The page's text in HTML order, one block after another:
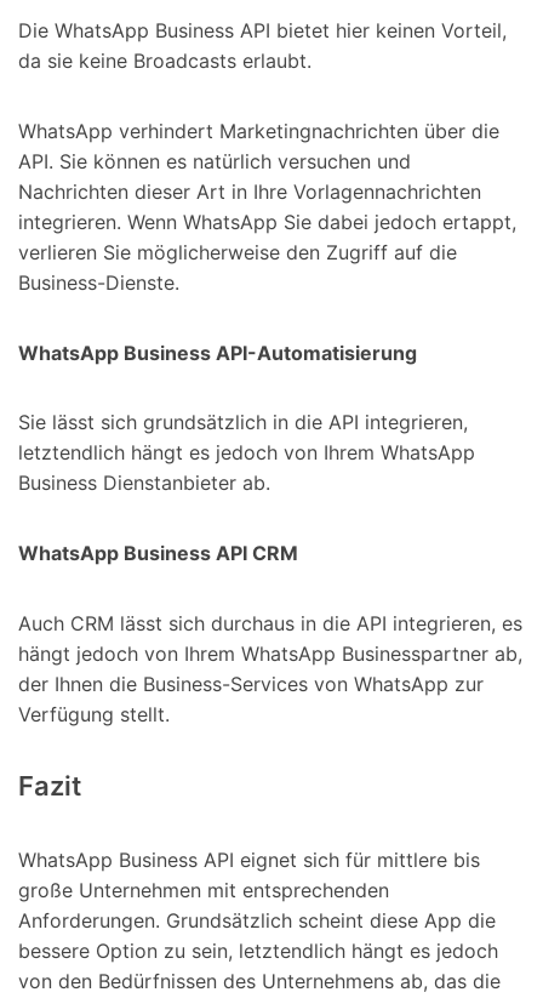
Die WhatsApp Business API bietet hier keinen Vorteil,
da sie keine Broadcasts erlaubt.
WhatsApp verhindert Marketingnachrichten über die
API. Sie können es natürlich versuchen und
Nachrichten dieser Art in Ihre Vorlagennachrichten
integrieren. Wenn WhatsApp Sie dabei jedoch ertappt,
verlieren Sie möglicherweise den Zugriff auf die
Business-Dienste.
WhatsApp Business API-Automatisierung
Sie lässt sich grundsätzlich in die API integrieren,
letztendlich hängt es jedoch von Ihrem WhatsApp
Business Dienstanbieter ab.
WhatsApp Business API CRM
Auch CRM lässt sich durchaus in die API integrieren, es
hängt jedoch von Ihrem WhatsApp Businesspartner ab,
der Ihnen die Business-Services von WhatsApp zur
Verfügung stellt.
Fazit
WhatsApp Business API eignet sich für mittlere bis
große Unternehmen mit entsprechenden
Anforderungen. Grundsätzlich scheint diese App die
bessere Option zu sein, letztendlich hängt es jedoch
von den Bedürfnissen des Unternehmens ab, das die